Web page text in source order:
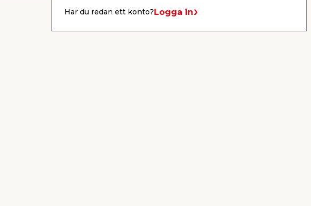
Har du redan ett konto?Logga in